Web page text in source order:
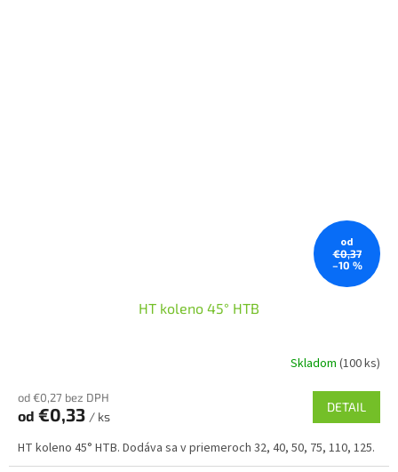
od
€0,37
–10 %
HT koleno 45° HTB
Skladom (100 ks)
od €0,27 bez DPH
od €0,33 / ks
DETAIL
HT koleno 45° HTB. Dodáva sa v priemeroch 32, 40, 50, 75, 110, 125.